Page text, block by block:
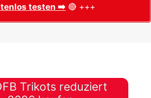
testen ➡️ 🔴 +++
Trikots reduziert